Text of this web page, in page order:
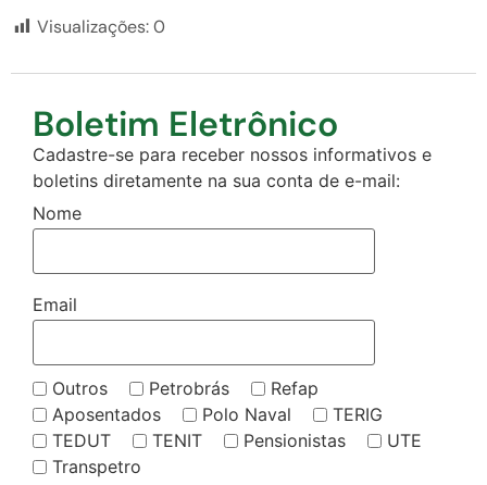
Visualizações:0
Boletim Eletrônico
Cadastre-se para receber nossos informativos e
boletins diretamente na sua conta de e-mail:
Nome
Email
Outros Petrobrás
Refap
Aposentados
Polo Naval
TERIG
TEDUT
TENIT Pensionistas
UTE
Transpetro